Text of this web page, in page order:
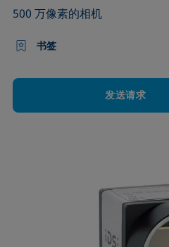
500 万像素的相机
书签
发送请求